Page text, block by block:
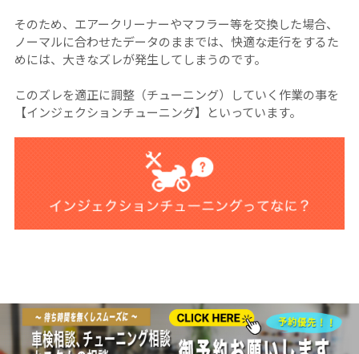
そのため、エアークリーナーやマフラー等を交換した場合、
ノーマルに合わせたデータのままでは、快適な走行をするた
めには、大きなズレが発生してしまうのです。
このズレを適正に調整（チューニング）していく作業の事を
【インジェクションチューニング】といっています。